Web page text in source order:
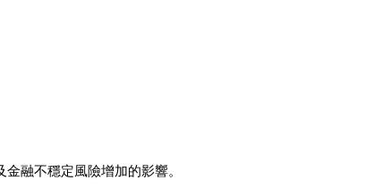
融不穩定風險增加的影響。